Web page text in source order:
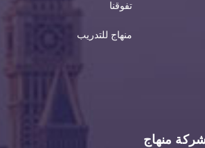
تفوقنا
منهاج للتدريب
منهاج